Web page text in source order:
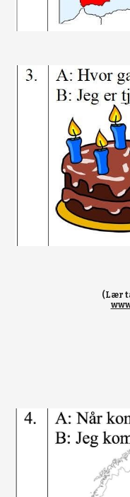
(Lær